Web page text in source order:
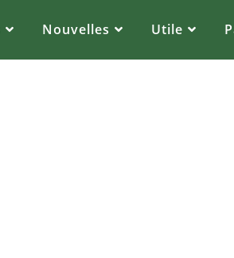
Nouvelles Utile